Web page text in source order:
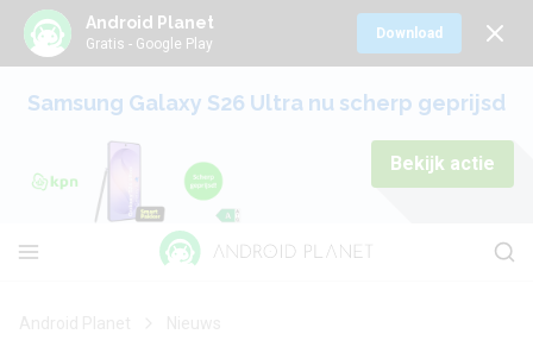
Android Planet
Gratis - Google Play
Download
Samsung Galaxy S26 Ultra nu scherp geprijsd
Bekijk actie